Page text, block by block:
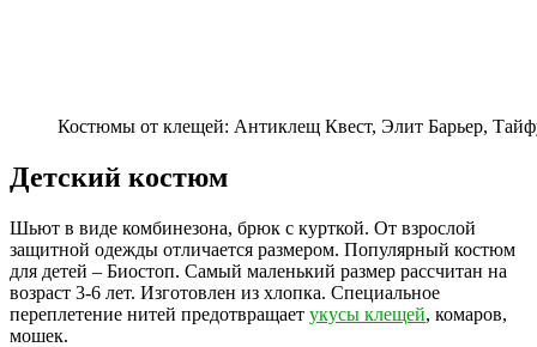
Костюмы от клещей: Антиклещ Квест, Элит Барьер,
Детский костюм
Шьют в виде комбинезона, брюк с курткой. От взрослой
защитной одежды отличается размером. Популярный костюм
для детей – Биостоп. Самый маленький размер рассчитан на
возраст 3-6 лет. Изготовлен из хлопка. Специальное
переплетение нитей предотвращает укусы клещей, комаров,
мошек.